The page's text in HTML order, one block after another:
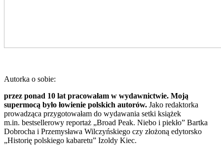
Autorka o sobie:
przez ponad 10 lat pracowałam w wydawnictwie. Moją
supermocą było łowienie polskich autorów. Jako redaktorka
prowadząca przygotowałam do wydawania setki książek
m.in. bestsellerowy reportaż „Broad Peak. Niebo i piekło” Bartka
Dobrocha i Przemysława Wilczyńskiego czy złożoną edytorsko
„Historię polskiego kabaretu” Izoldy Kiec.